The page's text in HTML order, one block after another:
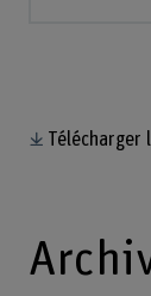
Télécharger